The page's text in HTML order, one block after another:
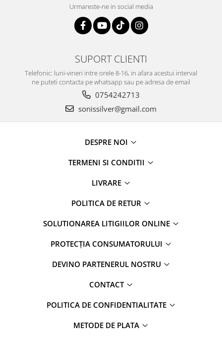
Urmareste-ne in social media
SUPORT CLIENTI
Telefonic: luni-vineri intre orele 8-16, in afara acestui interval
ne puteti contacta pe whatsapp sau pe adresa de email
0754242713
sonissilver@gmail.com
DESPRE NOI
TERMENI SI CONDITII
LIVRARE
POLITICA DE RETUR
SOLUTIONAREA LITIGIILOR ONLINE
PROTECȚIA CONSUMATORULUI
DEVINO PARTENERUL NOSTRU
CONTACT
POLITICA DE CONFIDENTIALITATE
METODE DE PLATA